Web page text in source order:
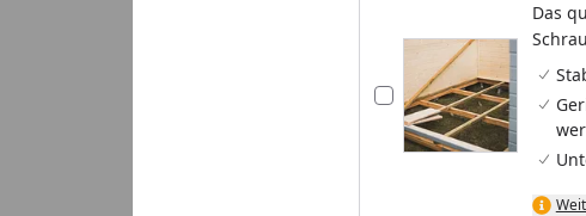
Das
dem